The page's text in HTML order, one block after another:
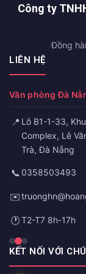
Công ty
Đồng
LIÊN HỆ
Văn phòng Đà
📍 Lô B1-1-33,
Complex, Lê
Trà, Đà Nẵng
📞 0358503493
✉️
🕐T2-T7 8h-17h
KẾT NỐI VỚI